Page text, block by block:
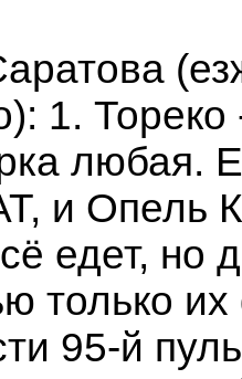
1.
любая.
и Опель
едет, но
только
95-й